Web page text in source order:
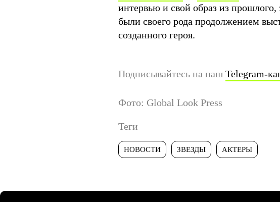
интервью и свой образ из прошлого,
были своего рода продолжением
созданного героя.
Подписывайтесь на наш Telegram-
Фото: Global Look Press
Теги
НОВОСТИ ЗВЕЗДЫ АКТЕРЫ